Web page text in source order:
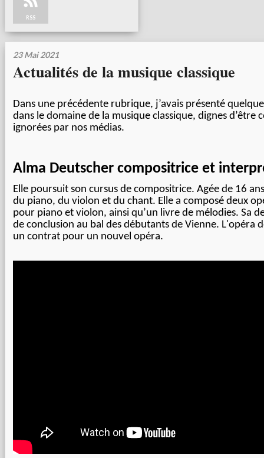
RSS
23 Mai 2021
Actualités de la musique classique
Dans une précédente rubrique, j’avais présenté
dans le domaine de la musique classique, dignes d’être
ignorées par nos médias.
Alma Deutscher compositrice et
Elle poursuit son cursus de compositrice. Agée de 16
du piano, du violon et du chant. Elle a composé deux
pour piano et violon, ainsi qu’un livre de mélodies. Sa
de conclusion au bal des débutants de Vienne. L'opéra
un contrat pour un nouvel opéra.